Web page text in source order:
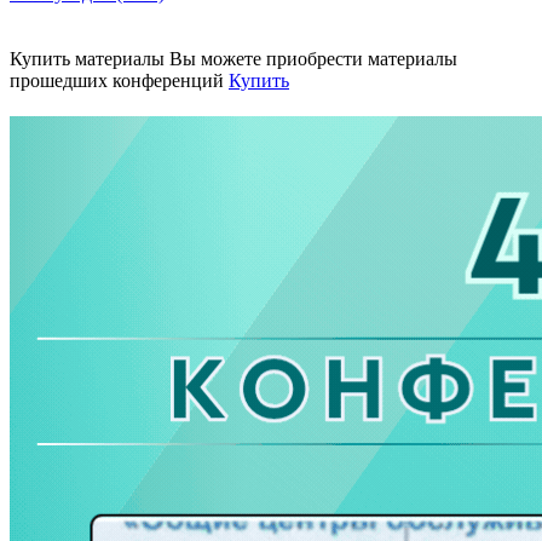
Купить материалы Вы можете приобрести материалы
прошедших конференций Купить